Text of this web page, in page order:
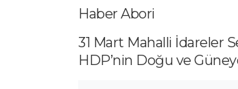
Haber Abori
31 Mart Mahalli İdareler
HDP’nin Doğu ve